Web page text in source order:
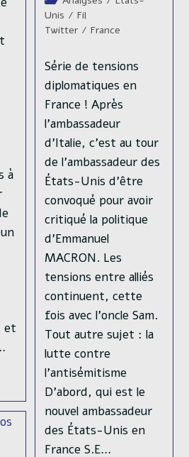
à
et
publication :
lecture :
category:
Unis / Fil
Twitter / France
Série de tensions
diplomatiques en
France ! Après
l’ambassadeur
d’Italie, c’est au tour
de l’ambassadeur des
États-Unis d’être
convoqué pour avoir
critiqué la politique
d’Emmanuel
MACRON. Les
tensions entre alliés
continuent, cette
fois avec l’oncle Sam.
Tout autre sujet : la
lutte contre
l’antisémitisme
D’abord, qui est le
nouvel ambassadeur
des États-Unis en
France S.E…
(mai-
novembre
2022)
Publication
publiée :
11/05/2025
Auteur/autrice
de
la
publication :
Julien Lazzarotto
Temps
de
lecture :
17 mins read
Post
category:
Analyses / Russie / Ukraine
Guerre en Ukraine -
Chapitre 2 :
Retournement de
situation La présente
série d’articles est
dédiée à une analyse
stratégique du
conflit ukrainien, afin
de synthétiser aussi
clairement que
possible les grandes
dynamiques de la
guerre telles que
nous les percevons.